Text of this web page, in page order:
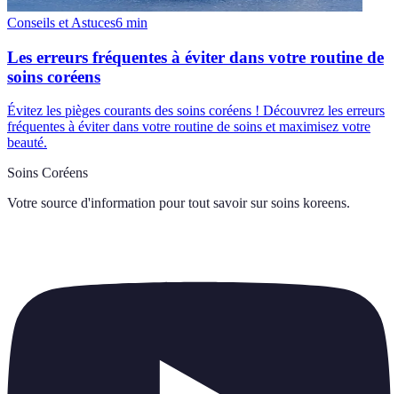
Conseils et Astuces6 min
Les erreurs fréquentes à éviter dans votre routine de
soins coréens
Évitez les pièges courants des soins coréens ! Découvrez les erreurs
fréquentes à éviter dans votre routine de soins et maximisez votre
beauté.
Soins Coréens
Votre source d'information pour tout savoir sur soins koreens.